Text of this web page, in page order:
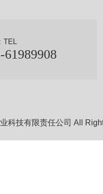
TEL
61989908
科技有限责任公司 All